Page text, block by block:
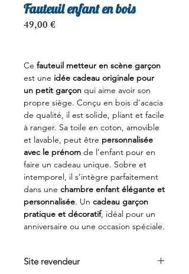
Fauteuil enfant en bois
49,00 €
Ce fauteuil metteur en scène garçon
est une idée cadeau originale pour
un petit garçon qui aime avoir son
propre siège. Conçu en bois d’acacia
de qualité, il est solide, pliant et facile
à ranger. Sa toile en coton, amovible
et lavable, peut être personnalisée
avec le prénom de l’enfant pour en
faire un cadeau unique. Sobre et
intemporel, il s’intègre parfaitement
dans une chambre enfant élégante et
personnalisée. Un cadeau garçon
pratique et décoratif, idéal pour un
anniversaire ou une occasion spéciale.
Site revendeur